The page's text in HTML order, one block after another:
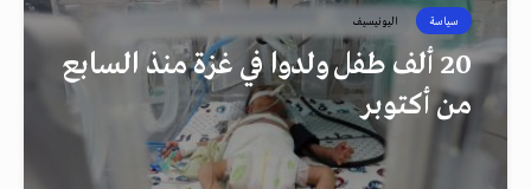
سياسة اليونيسيف
20 ألف طفل ولدوا في غزة منذ السابع
من أكتوبر